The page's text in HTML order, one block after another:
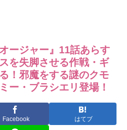
ージャー』11話あらす
を失脚させる作戦・ギ
！邪魔をする謎のクモ
ー・ブラシエリ登場！
Facebook はてブ